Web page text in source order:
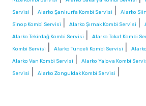
Servisi
Alarko Şanlıurfa Kombi Servisi Alarko
Sinop Kombi Servisi
Alarko Şırnak Kombi Servisi
Alarko Tekirdağ Kombi Servisi Alarko Tokat Kombi
Kombi Servisi
Alarko Tunceli Kombi Servisi
Alarko Van Kombi Servisi Alarko Yalova Kombi
Servisi
Alarko Zonguldak Kombi Servisi